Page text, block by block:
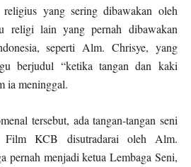
yang sering dibawakan oleh
religi lain yang pernah dibawakan
seperti Alm. Chrisye, yang
berjudul “ketika tangan dan kaki
ia meninggal.
tersebut, ada tangan-tangan seni
Film KCB disutradarai oleh Alm.
pernah menjadi ketua Lembaga Seni,